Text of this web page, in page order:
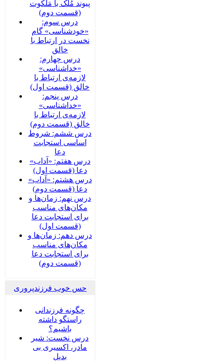
پیوند مُلک با مَلَکوت
(قسمت دوم)
درس سوم:
«خودشناسی» گام
نخست در ارتباط با
خالق
درس چهارم:
«خداشناسی»
لازمه‌ی ارتباط با
خالق (قسمت اول)
درس پنجم:
«خداشناسی»
لازمه‌ی ارتباط با
خالق (قسمت دوم)
درس ششم: شروط
اساسی استجابت
دعا
درس هفتم: «آداب»
دعا (قسمت اول)
درس هشتم: «آداب»
دعا (قسمت دوم)
درس نهم: زمان‌ها و
مکان‌های مناسب
برای استجابت دعا
(قسمت اول)
درس دهم: زمان‌ها و
مکان‌های مناسب
برای استجابت دعا
(قسمت دوم)
حس خوب فرزندپروری
چگونه فرزندانی
راستگو داشته
باشیم؟
درس نخست: شیر
مادر، اکسیری بی
بدیل